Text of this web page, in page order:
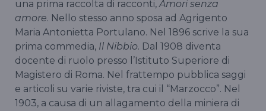
una prima raccolta di racconti,Amori senza
amore. Nello stesso anno sposa ad Agrigento
Maria Antonietta Portulano. Nel 1896 scrive la sua
prima commedia, Il Nibbio. Dal 1908 diventa
docente di ruolo presso l’Istituto Superiore di
Magistero di Roma. Nel frattempo pubblica saggi
e articoli su varie riviste, tra cui il “Marzocco”. Nel
1903, a causa di un allagamento della miniera di